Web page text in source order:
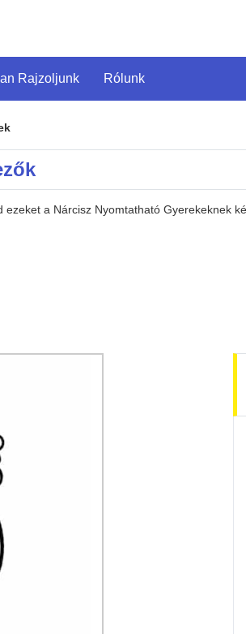
Rajzoljunk Rólunk
a Nárcisz Nyomtatható Gyerekeknek